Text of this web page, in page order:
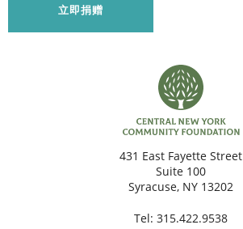
立即捐赠
431 East Fayette Street
Suite 100
Syracuse, NY 13202
Tel: 315.422.9538